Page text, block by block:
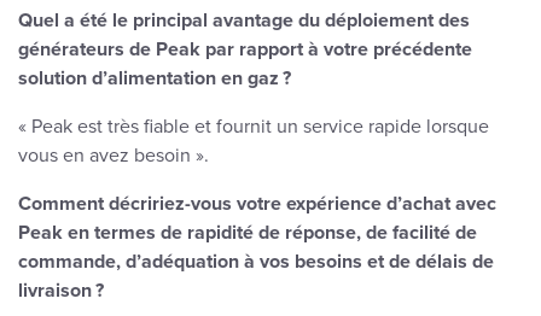
Quel a été le principal avantage du déploiement des
générateurs de Peak par rapport à votre précédente
solution d’alimentation en gaz ?
« Peak est très fiable et fournit un service rapide lorsque
vous en avez besoin ».
Comment décririez-vous votre expérience d’achat avec
Peak en termes de rapidité de réponse, de facilité de
commande, d’adéquation à vos besoins et de délais de
livraison ?